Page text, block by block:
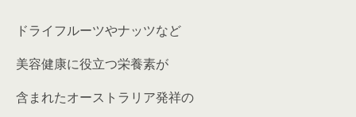
ドライフルーツやナッツなど
美容健康に役立つ栄養素が
含まれたオーストラリア発祥の